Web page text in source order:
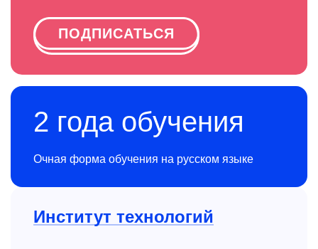
ПОДПИСАТЬСЯ
2 года обучения
Очная форма обучения на русском языке
Институт технологий